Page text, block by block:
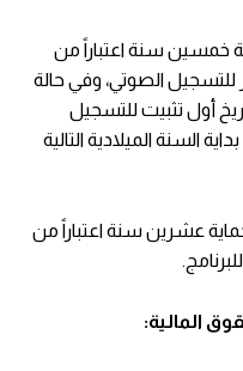
خمسين سنة اعتباراً من
للتسجيل الصوتي، وفي حالة
أول تثبيت للتسجيل
السنة الميلادية التالية
عشرين سنة اعتباراً من